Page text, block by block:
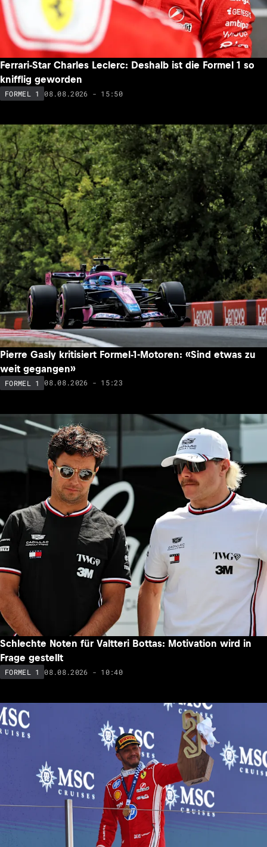
Ferrari-Star Charles Leclerc: Deshalb ist die Formel 1 so
knifflig geworden
FORMEL 1 08.08.2026 - 15:50
Pierre Gasly kritisiert Formel-1-Motoren: «Sind etwas zu
weit gegangen»
FORMEL 1 08.08.2026 - 15:23
Schlechte Noten für Valtteri Bottas: Motivation wird in
Frage gestellt
FORMEL 1 08.08.2026 - 10:40